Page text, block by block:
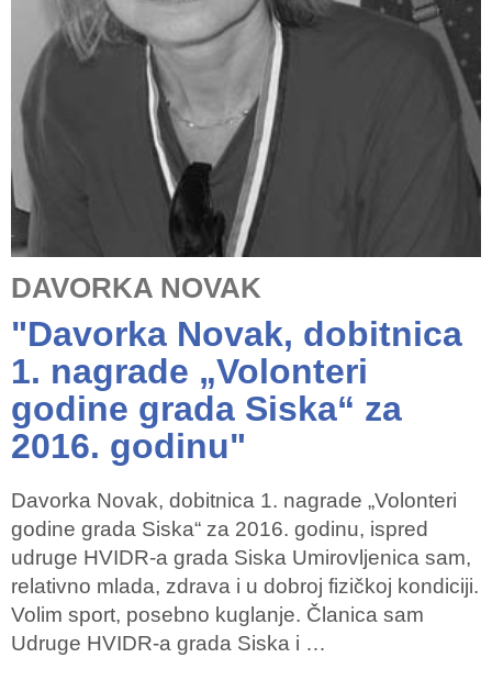
DAVORKA NOVAK
"Davorka Novak, dobitnica
1. nagrade „Volonteri
godine grada Siska“ za
2016. godinu"
Davorka Novak, dobitnica 1. nagrade „Volonteri
godine grada Siska“ za 2016. godinu, ispred
udruge HVIDR-a grada Siska Umirovljenica sam,
relativno mlada, zdrava i u dobroj fizičkoj kondiciji.
Volim sport, posebno kuglanje. Članica sam
Udruge HVIDR-a grada Siska i …